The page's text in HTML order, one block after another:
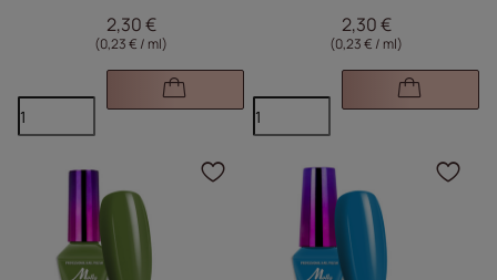
2,30 €
(0,23 € / ml)
2,30 €
(0,23 € / ml)
Klicken Sie, um das